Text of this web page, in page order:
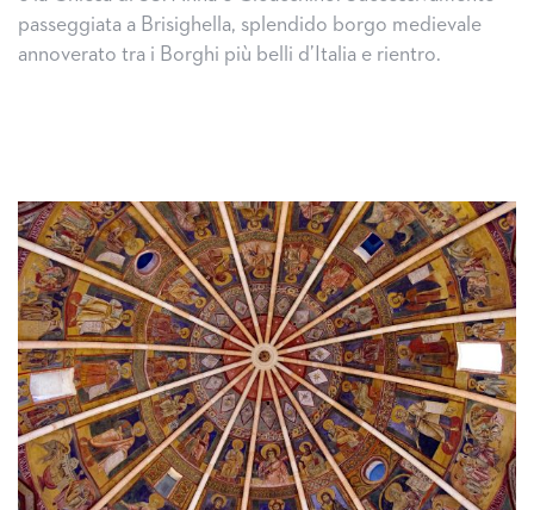
passeggiata a Brisighella, splendido borgo medievale
annoverato tra i Borghi più belli d’Italia e rientro.